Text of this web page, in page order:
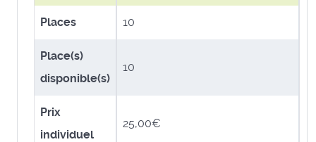
Places 10
Place(s)
disponible(s)
10
Prix
individuel
25,00€